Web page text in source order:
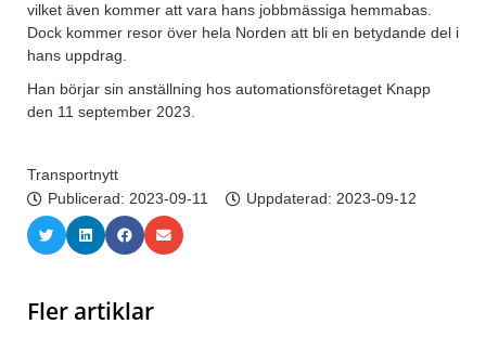
vilket även kommer att vara hans jobbmässiga hemmabas.
Dock kommer resor över hela Norden att bli en betydande del i
hans uppdrag.
Han börjar sin anställning hos automationsföretaget Knapp
den 11 september 2023.
Transportnytt
Publicerad: 2023-09-11 Uppdaterad: 2023-09-12
Fler artiklar